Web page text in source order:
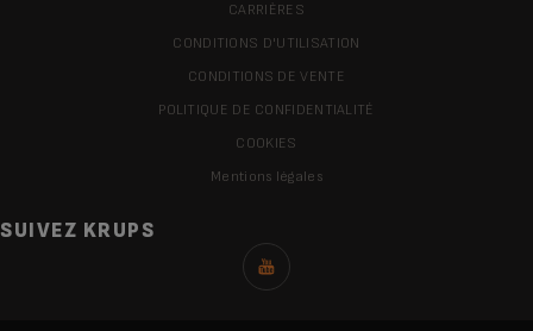
CARRIÈRES
CONDITIONS D'UTILISATION
CONDITIONS DE VENTE
POLITIQUE DE CONFIDENTIALITÉ
COOKIES
Mentions légales
SUIVEZ KRUPS